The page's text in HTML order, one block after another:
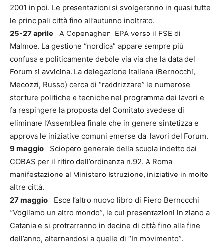
2001 in poi. Le presentazioni si svolgeranno in quasi tutte
le principali città fino all’autunno inoltrato.
25-27 aprile
A Copenaghen EPA verso il FSE di
Malmoe. La gestione “nordica” appare sempre più
confusa e politicamente debole via via che la data del
Forum si avvicina. La delegazione italiana (Bernocchi,
Mecozzi, Russo) cerca di “raddrizzare” le numerose
storture politiche e tecniche nel programma dei lavori e
fa respingere la proposta del Comitato svedese di
eliminare l’Assemblea finale che in genere sintetizza e
approva le iniziative comuni emerse dai lavori del Forum.
9 maggio
Sciopero generale della scuola indetto dai
COBAS per il ritiro dell’ordinanza n.92. A Roma
manifestazione al Ministero Istruzione, iniziative in molte
altre città.
27 maggio
Esce l’altro nuovo libro di Piero Bernocchi
“Vogliamo un altro mondo”, le cui presentazioni iniziano a
Catania e si protrarranno in decine di città fino alla fine
dell’anno, alternandosi a quelle di “In movimento”.